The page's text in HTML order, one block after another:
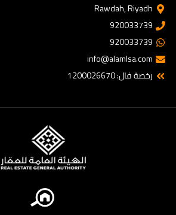
Rawdah, Riyadh
920033739
920033739
info@alamlsa.com
رخصة فال: 1200026670